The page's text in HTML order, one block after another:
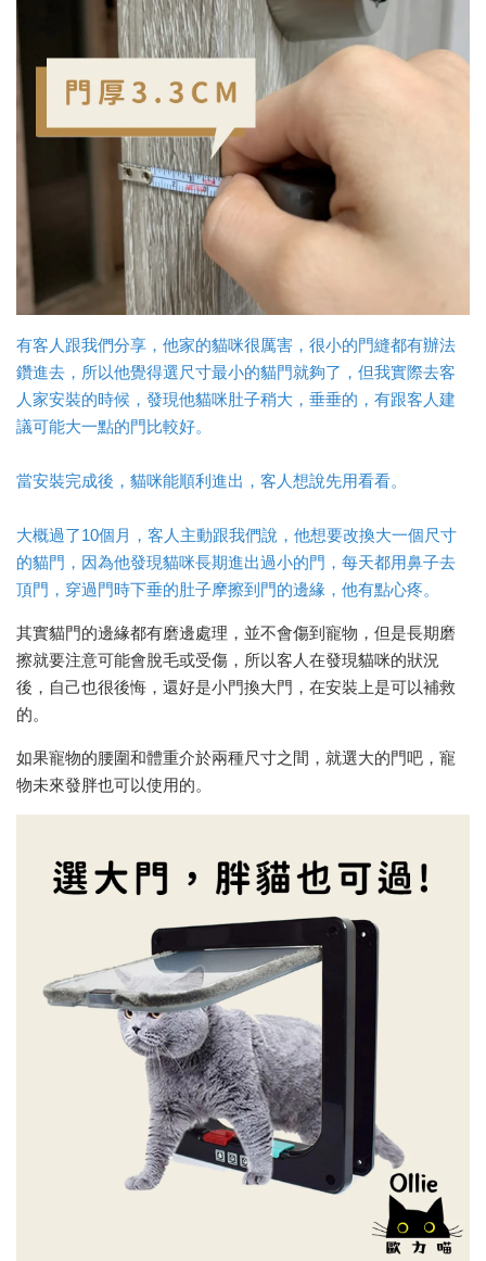
有客人跟我們分享，他家的貓咪很厲害，很小的門縫都有辦法
鑽進去，所以他覺得選尺寸最小的貓門就夠了，但我實際去客
人家安裝的時候，發現他貓咪肚子稍大，垂垂的，有跟客人建
議可能大一點的門比較好。
當安裝完成後，貓咪能順利進出，客人想說先用看看。
大概過了10個月，客人主動跟我們說，他想要改換大一個尺寸
的貓門，因為他發現貓咪長期進出過小的門，每天都用鼻子去
頂門，穿過門時下垂的肚子摩擦到門的邊緣，他有點心疼。
其實貓門的邊緣都有磨邊處理，並不會傷到寵物，但是長期磨
擦就要注意可能會脫毛或受傷，所以客人在發現貓咪的狀況
後，自己也很後悔，還好是小門換大門，在安裝上是可以補救
的。
如果寵物的腰圍和體重介於兩種尺寸之間，就選大的門吧，寵
物未來發胖也可以使用的。